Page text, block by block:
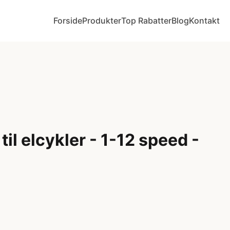
ForsideProdukterTop RabatterBlogKontakt
elcykler - 1-12 speed -